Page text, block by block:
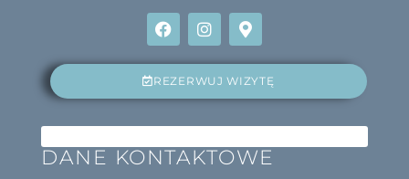
REZERWUJ WIZYTĘ
DANE KONTAKTOWE